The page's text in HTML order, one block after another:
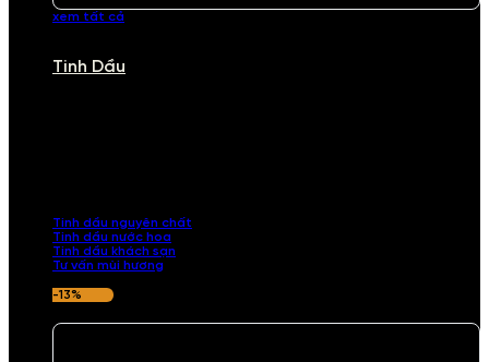
xem tất cả
Tinh Dầu
Tinh dầu nguyên chất
Tinh dầu nước hoa
Tinh dầu khách sạn
Tư vấn mùi hương
-13%